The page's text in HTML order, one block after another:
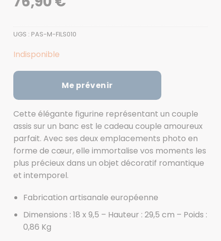
UGS : PAS-M-FILS010
Indisponible
Me prévenir
Cette élégante figurine représentant un couple
assis sur un banc est le cadeau couple amoureux
parfait. Avec ses deux emplacements photo en
forme de cœur, elle immortalise vos moments les
plus précieux dans un objet décoratif romantique
et intemporel.
Fabrication artisanale européenne
Dimensions : 18 x 9,5 – Hauteur : 29,5 cm – Poids :
0,86 Kg